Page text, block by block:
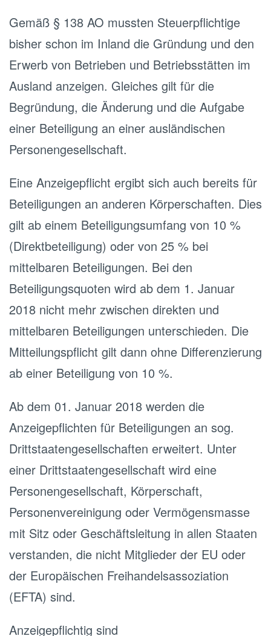
Gemäß § 138 AO mussten Steuerpflichtige
bisher schon im Inland die Gründung und den
Erwerb von Betrieben und Betriebsstätten im
Ausland anzeigen. Gleiches gilt für die
Begründung, die Änderung und die Aufgabe
einer Beteiligung an einer ausländischen
Personengesellschaft.
Eine Anzeigepflicht ergibt sich auch bereits für
Beteiligungen an anderen Körperschaften. Dies
gilt ab einem Beteiligungsumfang von 10 %
(Direktbeteiligung) oder von 25 % bei
mittelbaren Beteiligungen. Bei den
Beteiligungsquoten wird ab dem 1. Januar
2018 nicht mehr zwischen direkten und
mittelbaren Beteiligungen unterschieden. Die
Mitteilungspflicht gilt dann ohne Differenzierung
ab einer Beteiligung von 10 %.
Ab dem 01. Januar 2018 werden die
Anzeigepflichten für Beteiligungen an sog.
Drittstaatengesellschaften erweitert. Unter
einer Drittstaatengesellschaft wird eine
Personengesellschaft, Körperschaft,
Personenvereinigung oder Vermögensmasse
mit Sitz oder Geschäftsleitung in allen Staaten
verstanden, die nicht Mitglieder der EU oder
der Europäischen Freihandelsassoziation
(EFTA) sind.
Anzeigepflichtig sind